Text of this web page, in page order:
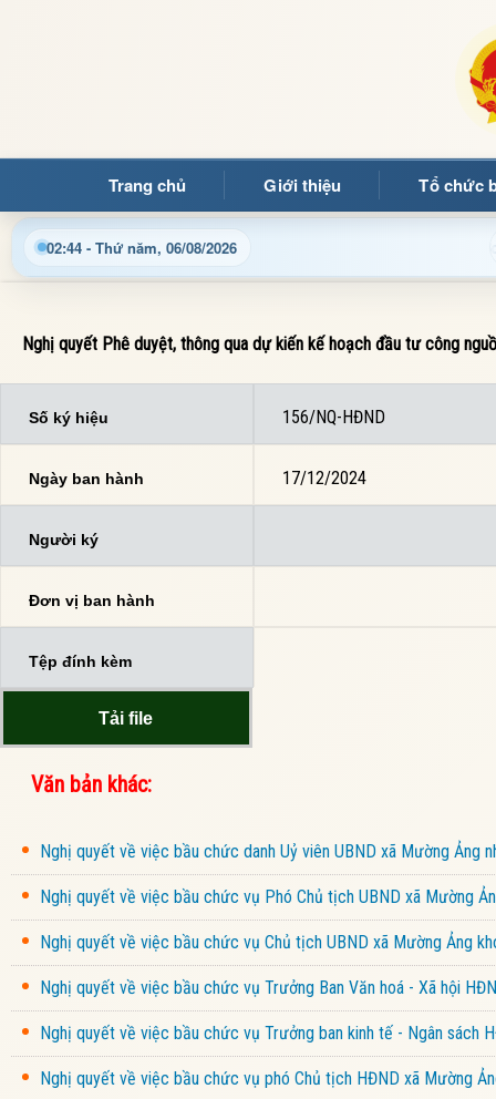
Trang chủ Giới thiệu Tổ chức
02:44 - Thứ năm, 06/08/2026
nhật thông tin điều hành, thủ tục hành chính và tin tức địa
Nghị quyết Phê duyệt, thông qua dự kiến kế hoạch đầu tư công
Số ký hiệu 156/NQ-HĐND
Ngày ban hành 17/12/2024
Người ký
Đơn vị ban hành
Tệp đính kèm
Tải file
Văn bản khác:
Nghị quyết về việc bầu chức danh Uỷ viên UBND xã Mường Ảng
Nghị quyết về việc bầu chức vụ Phó Chủ tịch UBND xã Mường
Nghị quyết về việc bầu chức vụ Chủ tịch UBND xã Mường Ảng
Nghị quyết về việc bầu chức vụ Trưởng Ban Văn hoá - Xã hội
Nghị quyết về việc bầu chức vụ Trưởng ban kinh tế - Ngân sách
Nghị quyết về việc bầu chức vụ phó Chủ tịch HĐND xã Mường